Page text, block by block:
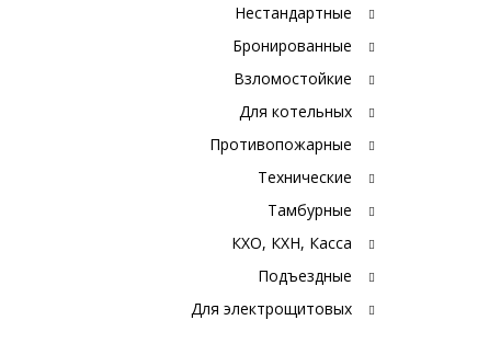
Нестандартные
Бронированные
Взломостойкие
Для котельных
Противопожарные
Технические
Тамбурные
КХО, КХН, Касса
Подъездные
Для электрощитовых